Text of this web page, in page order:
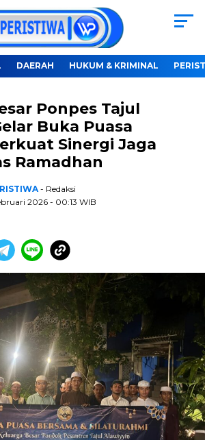
DAERAH HUKUM & KRIMINAL
Ponpes Tajul
Buka Puasa
Sinergi Jaga
Ramadhan
- Redaksi
2026 - 00:13 WIB